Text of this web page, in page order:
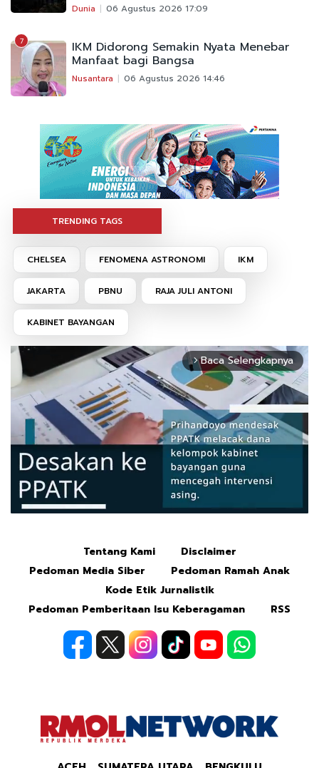
Dunia 06 Agustus 2026 17:09
7 IKM Didorong Semakin Nyata Menebar
Manfaat bagi Bangsa
Nusantara 06 Agustus 2026 14:46
TRENDING TAGS
CHELSEA FENOMENA ASTRONOMI IKM
JAKARTA PBNU RAJA JULI ANTONI
KABINET BAYANGAN
arrow_forward_ios Baca Selengkapnya
Tentang Kami
Disclaimer
Pedoman Media Siber
Pedoman Ramah Anak
Kode Etik Jurnalistik
Pedoman Pemberitaan Isu Keberagaman
RSS